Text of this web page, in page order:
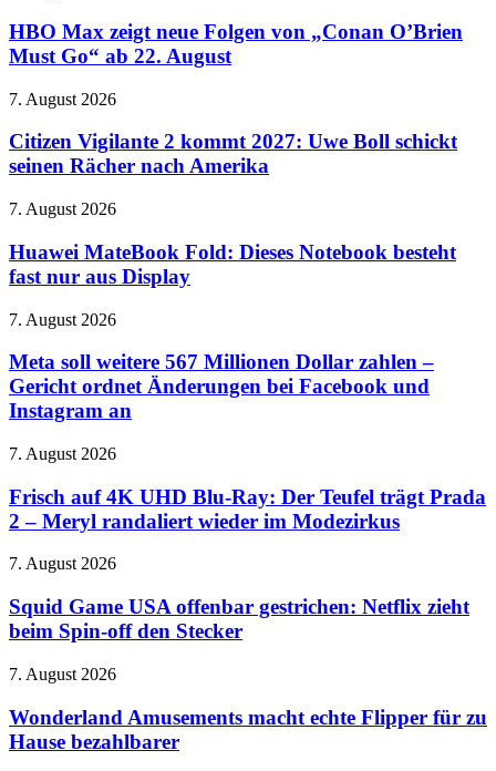
zeigt
neue
Folgen
„Conan
Must
Go“
22.
HBO Max zeigt neue Folgen von „Conan O’Brien
Must Go“ ab 22. August
Citizen
2
kommt
2027:
Boll
seinen
Rächer
Amerika
7. August 2026
Citizen Vigilante 2 kommt 2027: Uwe Boll schickt
seinen Rächer nach Amerika
Huawei
Fold:
Dieses
Notebook
fast
aus
Display
7. August 2026
Huawei MateBook Fold: Dieses Notebook besteht
fast nur aus Display
Meta
weitere
567
Millionen
Dollar
–
ordnet
Änderungen
Facebook
Instagram
an
7. August 2026
Meta soll weitere 567 Millionen Dollar zahlen –
Gericht ordnet Änderungen bei Facebook und
Instagram an
Frisch
4K
UHD
Blu-
Der
trägt
Prada
–
randaliert
wieder
im
7. August 2026
Frisch auf 4K UHD Blu-Ray: Der Teufel trägt Prada
2 – Meryl randaliert wieder im Modezirkus
Squid
USA
offenbar
gestrichen:
zieht
Spin-
off
7. August 2026
Squid Game USA offenbar gestrichen: Netflix zieht
beim Spin-off den Stecker
Wonderland
macht
echte
Flipper
7. August 2026
Wonderland Amusements macht echte Flipper für zu
Hause bezahlbarer